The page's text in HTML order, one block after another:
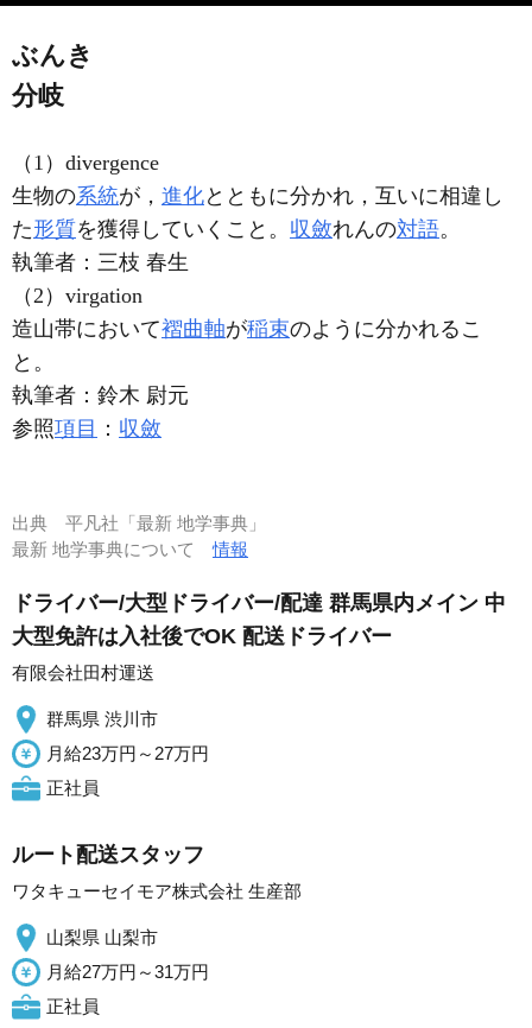
ぶんき
分岐
（1）divergence
生物の系統が， 進化とともに分かれ，互いに相違し
た形質を獲得していくこと。 収斂れんの対語。
執筆者： 三枝 春生
（2）virgation
造山帯において褶曲軸が稲束のように分かれるこ
と。
執筆者： 鈴木 尉元
参照項目 ： 収斂
出典 平凡社「最新 地学事典」
最新 地学事典について情報
ドライバー/大型ドライバー/配達 群馬県内メイン 中
大型免許は入社後でOK 配送ドライバー
有限会社田村運送
群馬県 渋川市
月給23万円～27万円
正社員
ルート配送スタッフ
ワタキューセイモア株式会社 生産部
山梨県 山梨市
月給27万円～31万円
正社員